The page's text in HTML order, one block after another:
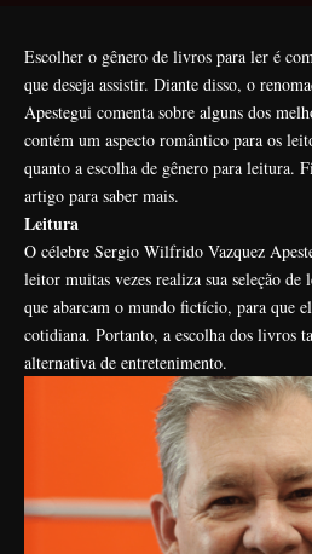
Escolher o gênero de livros para ler é
que deseja assistir. Diante disso, o
Apestegui comenta sobre alguns dos
contém um aspecto romântico para os
quanto a escolha de gênero para leitura.
artigo para saber mais.
Leitura
O célebre Sergio Wilfrido Vazquez
leitor muitas vezes realiza sua seleção
que abarcam o mundo fictício, para que
cotidiana. Portanto, a escolha dos livros
alternativa de entretenimento.